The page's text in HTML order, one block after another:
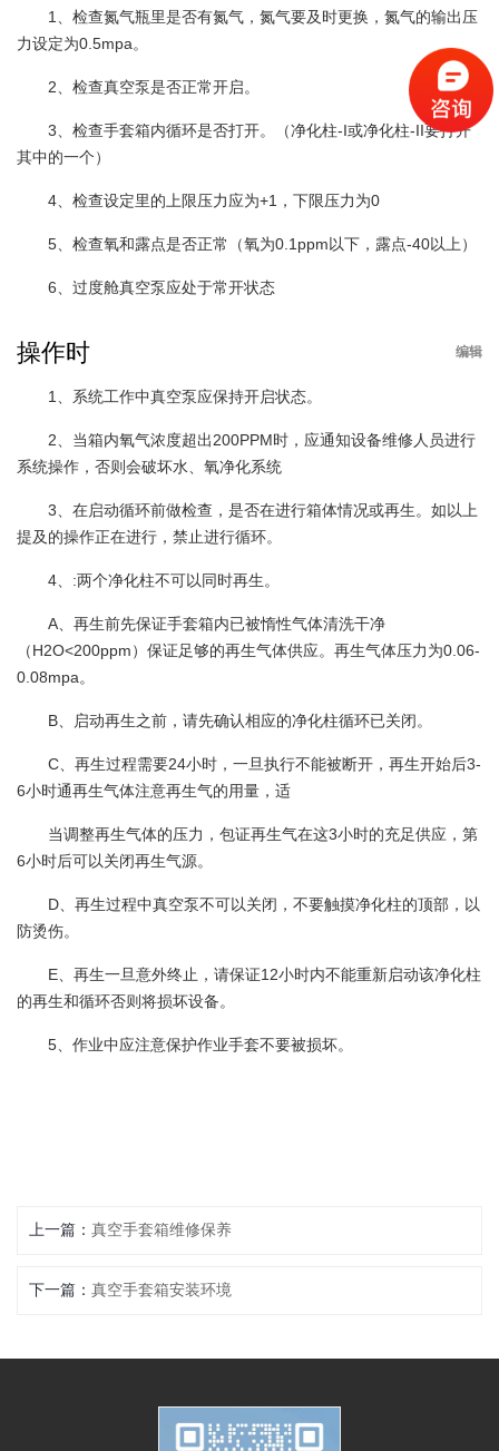
1、检查氮气瓶里是否有氮气，氮气要及时更换，氮气的输出压
力设定为0.5mpa。
2、检查真空泵是否正常开启。
3、检查手套箱内循环是否打开。（净化柱-I或净化柱-II要打开
其中的一个）
4、检查设定里的上限压力应为+1，下限压力为0
5、检查氧和露点是否正常（氧为0.1ppm以下，露点-40以上）
6、过度舱真空泵应处于常开状态
操作时 编辑
1、系统工作中真空泵应保持开启状态。
2、当箱内氧气浓度超出200PPM时，应通知设备维修人员进行
系统操作，否则会破坏水、氧净化系统
3、在启动循环前做检查，是否在进行箱体情况或再生。如以上
提及的操作正在进行，禁止进行循环。
4、:两个净化柱不可以同时再生。
A、再生前先保证手套箱内已被惰性气体清洗干净
（H2O<200ppm）保证足够的再生气体供应。再生气体压力为0.06-
0.08mpa。
B、启动再生之前，请先确认相应的净化柱循环已关闭。
C、再生过程需要24小时，一旦执行不能被断开，再生开始后3-
6小时通再生气体注意再生气的用量，适
当调整再生气体的压力，包证再生气在这3小时的充足供应，第
6小时后可以关闭再生气源。
D、再生过程中真空泵不可以关闭，不要触摸净化柱的顶部，以
防烫伤。
E、再生一旦意外终止，请保证12小时内不能重新启动该净化柱
的再生和循环否则将损坏设备。
5、作业中应注意保护作业手套不要被损坏。
上一篇： 真空手套箱维修保养
下一篇： 真空手套箱安装环境